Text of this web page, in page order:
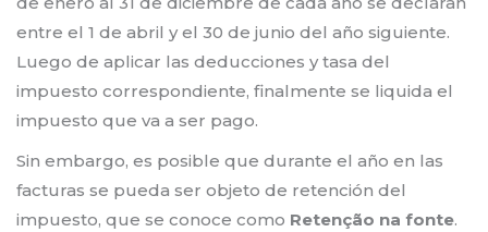
entre el 1 de abril y el 30 de junio del año siguiente.
Luego de aplicar las deducciones y tasa del
impuesto correspondiente, finalmente se liquida el
impuesto que va a ser pago.
Sin embargo, es posible que durante el año en las
facturas se pueda ser objeto de retención del
impuesto, que se conoce como Retenção na fonte.